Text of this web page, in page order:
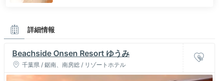
詳細情報
Beachside Onsen Resort ゆうみ
千葉県 / 鋸南、南房総 / リゾートホテル